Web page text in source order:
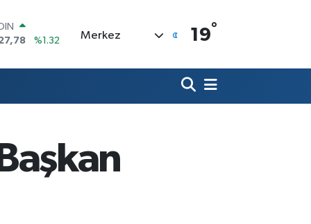
%0.08
%-0.02
%11
%1.32
Merkez 19°